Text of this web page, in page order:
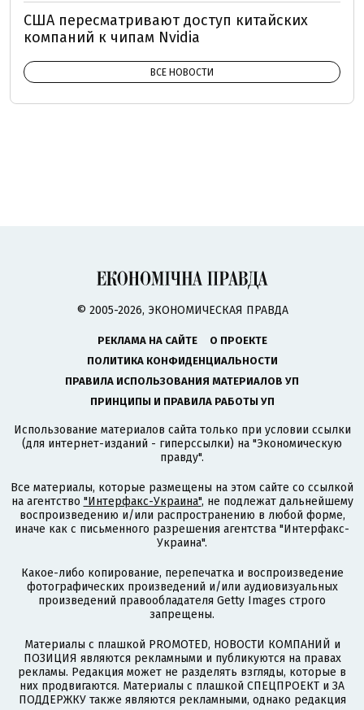
США пересматривают доступ китайских
компаний к чипам Nvidia
ВСЕ НОВОСТИ
© 2005-2026, ЭКОНОМИЧЕСКАЯ ПРАВДА
РЕКЛАМА НА САЙТЕ
О ПРОЕКТЕ
ПОЛИТИКА КОНФИДЕНЦИАЛЬНОСТИ
ПРАВИЛА ИСПОЛЬЗОВАНИЯ МАТЕРИАЛОВ УП
ПРИНЦИПЫ И ПРАВИЛА РАБОТЫ УП
Использование материалов сайта только при условии ссылки
(для интернет-изданий - гиперссылки) на "Экономическую
правду".
Все материалы, которые размещены на этом сайте со ссылкой
на агентство "Интерфакс-Украина", не подлежат дальнейшему
воспроизведению и/или распространению в любой форме,
иначе как с письменного разрешения агентства "Интерфакс-
Украина".
Какое-либо копирование, перепечатка и воспроизведение
фотографических произведений и/или аудиовизуальных
произведений правообладателя Getty Images строго
запрещены.
Материалы с плашкой PROMOTED, НОВОСТИ КОМПАНИЙ и
ПОЗИЦИЯ являются рекламными и публикуются на правах
рекламы. Редакция может не разделять взгляды, которые в
них продвигаются. Материалы с плашкой СПЕЦПРОЕКТ и ЗА
ПОДДЕРЖКУ также являются рекламными, однако редакция